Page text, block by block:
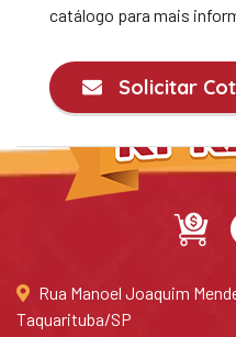
catálogo para mais
Solicitar
Rua Manoel Joaquim
Taquarituba/SP